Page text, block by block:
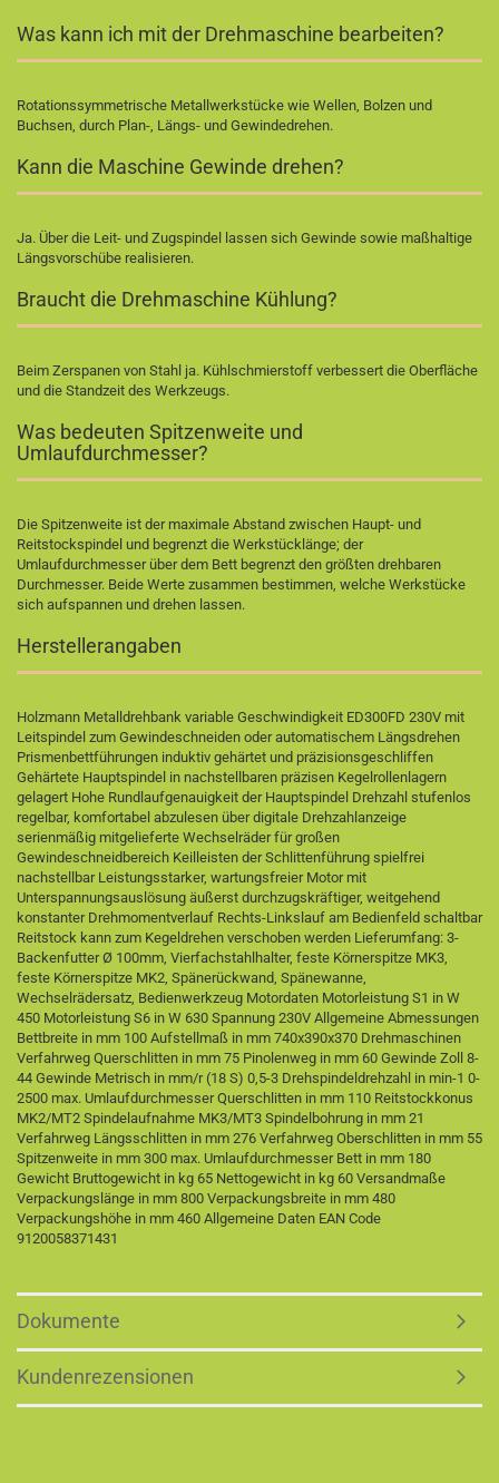
Was kann ich mit der Drehmaschine bearbeiten?
Rotationssymmetrische Metallwerkstücke wie Wellen, Bolzen und
Buchsen, durch Plan-, Längs- und Gewindedrehen.
Kann die Maschine Gewinde drehen?
Ja. Über die Leit- und Zugspindel lassen sich Gewinde sowie maßhaltige
Längsvorschübe realisieren.
Braucht die Drehmaschine Kühlung?
Beim Zerspanen von Stahl ja. Kühlschmierstoff verbessert die Oberfläche
und die Standzeit des Werkzeugs.
Was bedeuten Spitzenweite und
Umlaufdurchmesser?
Die Spitzenweite ist der maximale Abstand zwischen Haupt- und
Reitstockspindel und begrenzt die Werkstücklänge; der
Umlaufdurchmesser über dem Bett begrenzt den größten drehbaren
Durchmesser. Beide Werte zusammen bestimmen, welche Werkstücke
sich aufspannen und drehen lassen.
Herstellerangaben
Holzmann Metalldrehbank variable Geschwindigkeit ED300FD 230V mit
Leitspindel zum Gewindeschneiden oder automatischem Längsdrehen
Prismenbettführungen induktiv gehärtet und präzisionsgeschliffen
Gehärtete Hauptspindel in nachstellbaren präzisen Kegelrollenlagern
gelagert Hohe Rundlaufgenauigkeit der Hauptspindel Drehzahl stufenlos
regelbar, komfortabel abzulesen über digitale Drehzahlanzeige
serienmäßig mitgelieferte Wechselräder für großen
Gewindeschneidbereich Keilleisten der Schlittenführung spielfrei
nachstellbar Leistungsstarker, wartungsfreier Motor mit
Unterspannungsauslösung äußerst durchzugskräftiger, weitgehend
konstanter Drehmomentverlauf Rechts-Linkslauf am Bedienfeld schaltbar
Reitstock kann zum Kegeldrehen verschoben werden Lieferumfang: 3-
Backenfutter Ø 100mm, Vierfachstahlhalter, feste Körnerspitze MK3,
feste Körnerspitze MK2, Spänerückwand, Spänewanne,
Wechselrädersatz, Bedienwerkzeug Motordaten Motorleistung S1 in W
450 Motorleistung S6 in W 630 Spannung 230V Allgemeine Abmessungen
Bettbreite in mm 100 Aufstellmaß in mm 740x390x370 Drehmaschinen
Verfahrweg Querschlitten in mm 75 Pinolenweg in mm 60 Gewinde Zoll 8-
44 Gewinde Metrisch in mm/r (18 S) 0,5-3 Drehspindeldrehzahl in min-1 0-
2500 max. Umlaufdurchmesser Querschlitten in mm 110 Reitstockkonus
MK2/MT2 Spindelaufnahme MK3/MT3 Spindelbohrung in mm 21
Verfahrweg Längsschlitten in mm 276 Verfahrweg Oberschlitten in mm 55
Spitzenweite in mm 300 max. Umlaufdurchmesser Bett in mm 180
Gewicht Bruttogewicht in kg 65 Nettogewicht in kg 60 Versandmaße
Verpackungslänge in mm 800 Verpackungsbreite in mm 480
Verpackungshöhe in mm 460 Allgemeine Daten EAN Code
9120058371431
Dokumente
Kundenrezensionen